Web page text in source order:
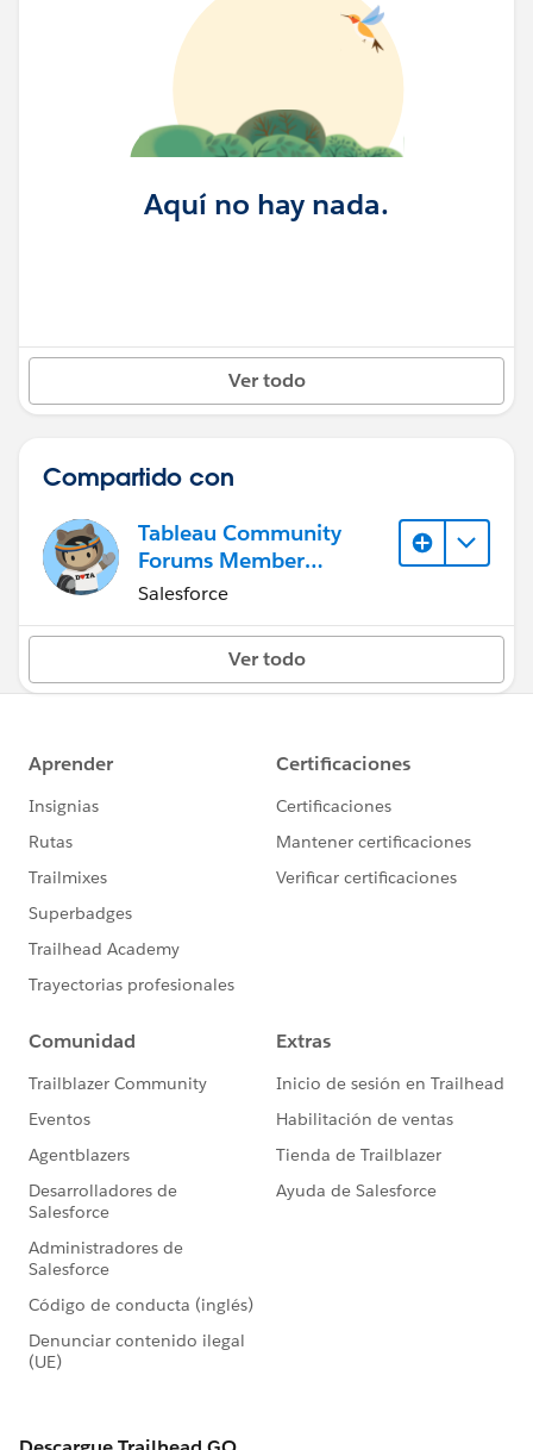
Aquí no hay nada.
Ver todo
Compartido con
Tableau Community
Forums Member
(Inactive)
Salesforce
Ver todo